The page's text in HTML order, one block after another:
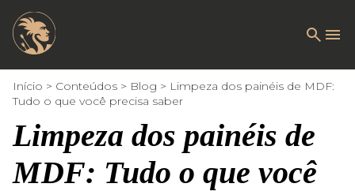
Início Conteúdos Blog
Limpeza dos painéis de MDF:
Tudo o que você precisa saber
Limpeza dos painéis de
MDF: Tudo o que você